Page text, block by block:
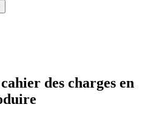
des charges en